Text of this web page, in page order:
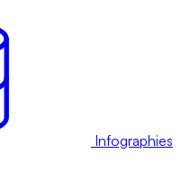
Infographies